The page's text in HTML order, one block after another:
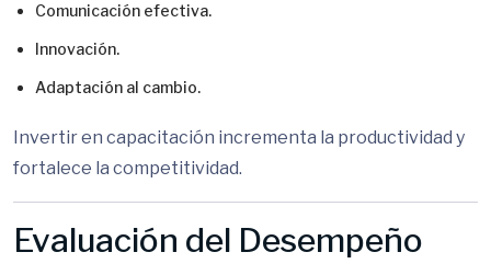
Comunicación efectiva.
Innovación.
Adaptación al cambio.
Invertir en capacitación incrementa la productividad y
fortalece la competitividad.
Evaluación del Desempeño